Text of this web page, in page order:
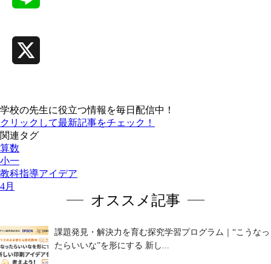
学校の先生に役立つ情報を毎日配信中！
クリックして最新記事をチェック！
関連タグ
算数
小一
教科指導アイデア
4月
オススメ記事
課題発見・解決力を育む探究学習プログラム｜“こうなっ
たらいいな”を形にする 新し...